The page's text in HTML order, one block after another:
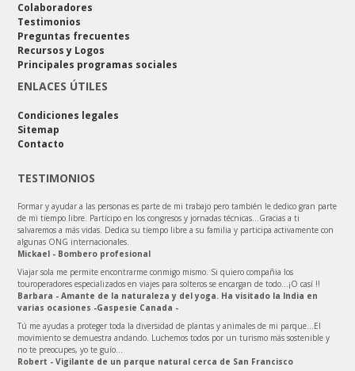
Colaboradores
Testimonios
Preguntas frecuentes
Recursos y Logos
Principales programas sociales
ENLACES ÚTILES
Condiciones legales
Sitemap
Contacto
TESTIMONIOS
Formar y ayudar a las personas es parte de mi trabajo pero también le dedico gran parte
de mi tiempo libre. Participo en los congresos y jornadas técnicas...Gracias a ti
salvaremos a más vidas. Dedica su tiempo libre a su familia y participa activamente con
algunas ONG internacionales.
Mickael - Bombero profesional
Viajar sola me permite encontrarme conmigo mismo. Si quiero compañia los
touroperadores especializados en viajes para solteros se encargan de todo…¡O casí !!
Barbara - Amante de la naturaleza y del yoga. Ha visitado la India en
varias ocasiones -Gaspesie Canada -
Tú me ayudas a proteger toda la diversidad de plantas y animales de mi parque…El
movimiento se demuestra andando. Luchemos todos por un turismo más sostenible y
no te preocupes, yo te guío…
Robert - Vigilante de un parque natural cerca de San Francisco